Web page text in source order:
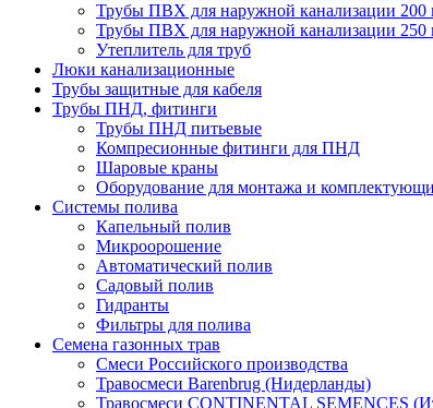
Трубы ПВХ для наружной канализации
Трубы ПВХ для наружной канализации
Утеплитель для труб
Люки канализационные
Трубы защитные для кабеля
Трубы ПНД, фитинги
Трубы ПНД питьевые
Компресионные фитинги для ПНД
Шаровые краны
Оборудование для монтажа и
Системы полива
Капельный полив
Микроорошение
Автоматический полив
Садовый полив
Гидранты
Фильтры для полива
Семена газонных трав
Смеси Российского производства
Травосмеси Barenbrug (Нидерланды)
Травосмеси CONTINENTAL SEMENCES